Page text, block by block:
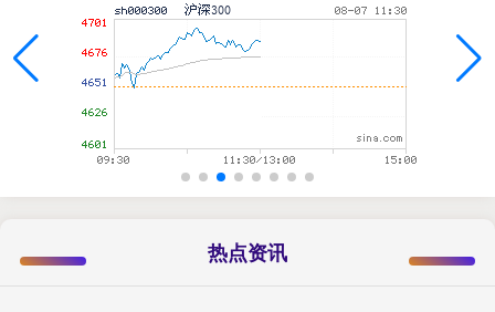
热点资讯